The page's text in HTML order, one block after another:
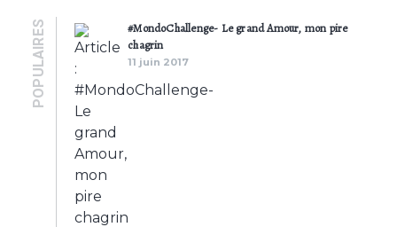
POPULAIRES
#MondoChallenge- Le grand Amour, mon pire
chagrin
11 juin 2017